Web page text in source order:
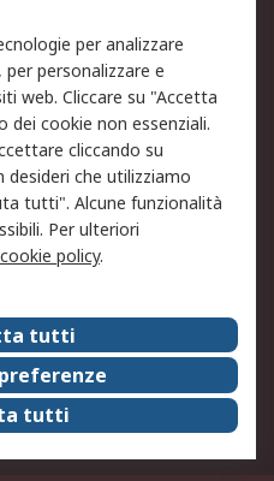
Informativa Privacy -
Aggiornata
Termini d'uso
Condizioni generali di
servizio
Contattaci
ESG
RS Group
Discovery: il Blog di RS
per analizzare
personalizzare e
web. Cliccare su "Accetta
cookie non essenziali.
cliccando su
desideri che utilizziamo
tutti". Alcune funzionalità
Per ulteriori
cookie policy.
tutti
tutti